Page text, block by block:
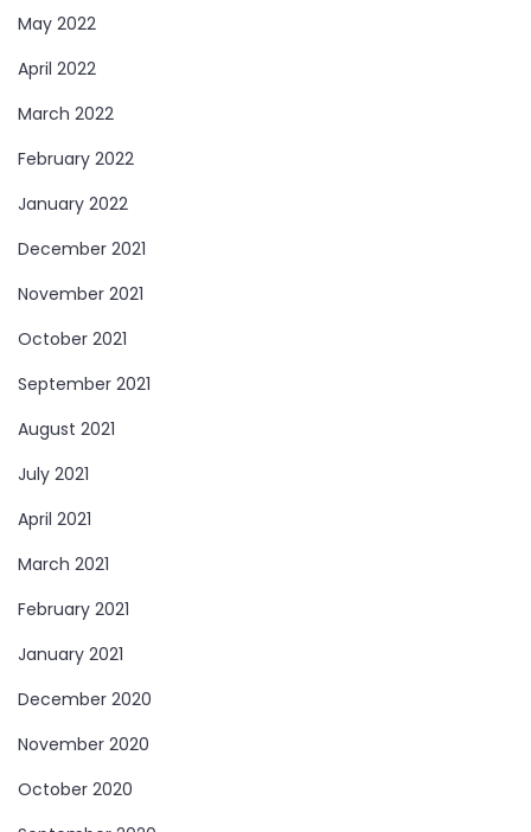
May 2022
April 2022
March 2022
February 2022
January 2022
December 2021
November 2021
October 2021
September 2021
August 2021
July 2021
April 2021
March 2021
February 2021
January 2021
December 2020
November 2020
October 2020